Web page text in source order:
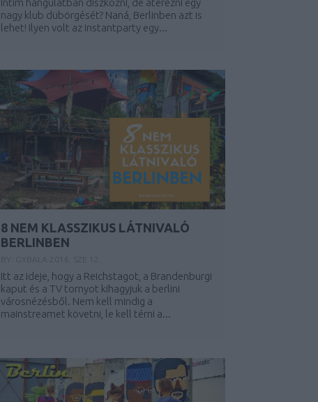
Intim hangulatban diszkózni, de átérezni egy
nagy klub dübörgését? Naná, Berlinben azt is
lehet! Ilyen volt az instantparty egy...
8 NEM KLASSZIKUS LÁTNIVALÓ
BERLINBEN
Itt az ideje, hogy a Reichstagot, a Brandenburgi
kaput és a TV tornyot kihagyjuk a berlini
városnézésből. Nem kell mindig a
mainstreamet követni, le kell térni a...